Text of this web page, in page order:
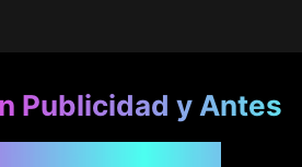
Publicidad y Antes